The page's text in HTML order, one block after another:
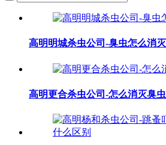
高明明城杀虫公司-臭虫怎么消
高明更合杀虫公司-怎么消灭臭虫